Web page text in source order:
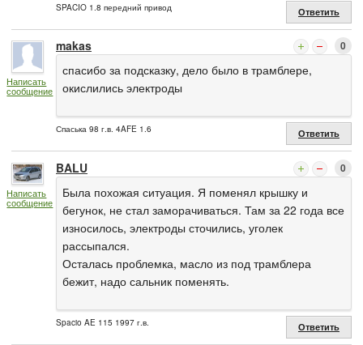
SPACIO 1.8 передний привод Ответить
Написать
сообщение
makas 0
спасибо за подсказку, дело было в трамблере,
окислились электроды
Спаська 98 г.в. 4AFE 1.6 Ответить
Написать
сообщение
BALU 0
Была похожая ситуация. Я поменял крышку и
бегунок, не стал заморачиваться. Там за 22 года все
износилось, электроды сточились, уголек
рассыпался.
Осталась проблемка, масло из под трамблера
бежит, надо сальник поменять.
Spacio AE 115 1997 г.в. Ответить